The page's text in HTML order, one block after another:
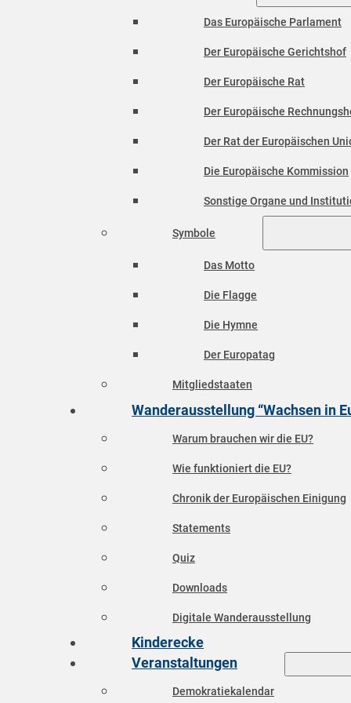
Das Europäische Parlament
Der Europäische Gerichtshof
Der Europäische Rat
Der Europäische
Der Rat der Europäischen
Die Europäische Kommission
Sonstige Organe und
Symbole
Das Motto
Die Flagge
Die Hymne
Der Europatag
Mitgliedstaaten
Wanderausstellung “Wachsen in
Warum brauchen wir die EU?
Wie funktioniert die EU?
Chronik der Europäischen Einigung
Statements
Quiz
Downloads
Digitale Wanderausstellung
Kinderecke
Veranstaltungen
Demokratiekalendar